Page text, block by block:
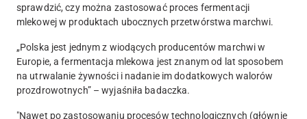
sprawdzić, czy można zastosować proces fermentacji
mlekowej w produktach ubocznych przetwórstwa marchwi.
„Polska jest jednym z wiodących producentów marchwi w
Europie, a fermentacja mlekowa jest znanym od lat sposobem
na utrwalanie żywności i nadanie im dodatkowych walorów
prozdrowotnych” – wyjaśniła badaczka.
"Nawet po zastosowaniu procesów technologicznych (głównie